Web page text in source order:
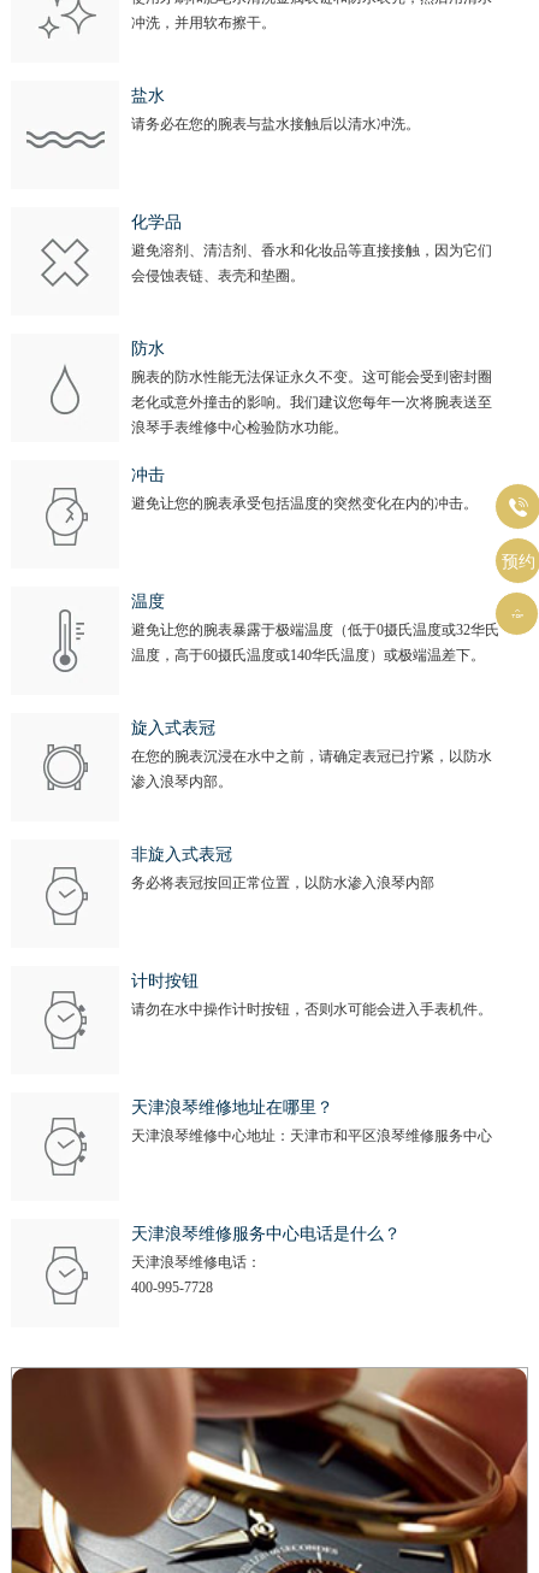
冲洗，并用软布擦干。
盐水
请务必在您的腕表与盐水接触后以清水冲洗。
化学品
避免溶剂、清洁剂、香水和化妆品等直接接触，因为它们
会侵蚀表链、表壳和垫圈。
防水
腕表的防水性能无法保证永久不变。这可能会受到密封圈
老化或意外撞击的影响。我们建议您每年一次将腕表送至
浪琴手表维修中心检验防水功能。
冲击
避免让您的腕表承受包括温度的突然变化在内的冲击。
温度
避免让您的腕表暴露于极端温度（低于0摄氏温度或32华氏
温度，高于60摄氏温度或140华氏温度）或极端温差下。
旋入式表冠
在您的腕表沉浸在水中之前，请确定表冠已拧紧，以防水
渗入浪琴内部。
非旋入式表冠
务必将表冠按回正常位置，以防水渗入浪琴内部
计时按钮
请勿在水中操作计时按钮，否则水可能会进入手表机件。
天津浪琴维修地址在哪里？
天津浪琴维修中心地址：天津市和平区浪琴维修服务中心
天津浪琴维修服务中心电话是什么？
天津浪琴维修电话：
400-995-7728

预约
